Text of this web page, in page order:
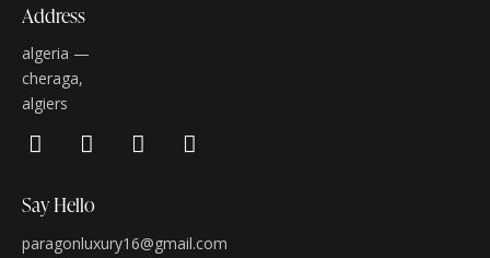
Address
algeria —
cheraga,
algiers
Say Hello
paragonluxury16@gmail.com